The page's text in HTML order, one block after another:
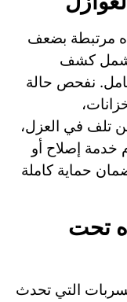
مرتبطة بضعف
تشمل كشف
نفحص حالة
تلف في العزل،
خدمة إصلاح أو
حماية كاملة
تحت
التي تحدث